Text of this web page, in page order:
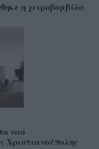
η χειροβομβίδα
ναό